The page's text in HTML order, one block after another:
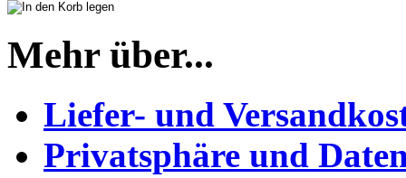
Mehr über...
Liefer- und
Privatsphäre und